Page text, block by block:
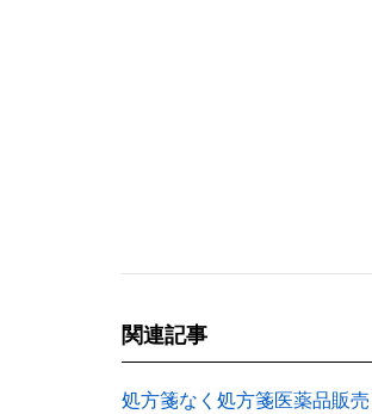
関連記事
処方箋なく処方箋医薬品販売